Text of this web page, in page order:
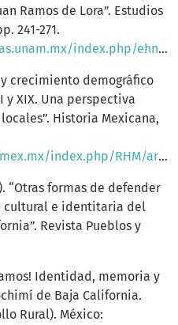
Ramos de Lora”. Estudios
241-271.
ehn/article/view/3245/2800México
y crecimiento demográfico
y XIX. Una perspectiva
Historia Mexicana,
RHM/article/view/1542/1360
“Otras formas de defender
e identitaria del
Revista Pueblos y
Identidad, memoria y
de Baja California.
Rural). México: